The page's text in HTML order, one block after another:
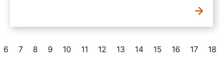
6 7 8 9 10 11 12 13 14 15 16 17 18